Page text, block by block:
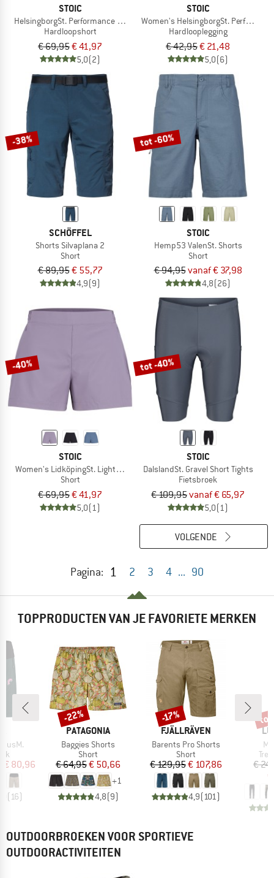
STOIC
HelsingborgSt. Performance 2in1 Shorts II
Hardloopshort
€ 69,95€ 41,97
5,0(2)
STOIC
Women's HelsingborgSt.
Hardlooplegging
€ 42,95€ 21,48
5,0(6)
-38%
SCHÖFFEL
Shorts Silvaplana 2
Short
€ 89,95€ 55,77
4,9(9)
tot -60%
STOIC
Hemp53 ValenSt. Shorts
Short
€ 94,95vanaf € 37,98
4,8(26)
-40%
STOIC
Women's LidköpingSt. Lightweight Shorts 3
Short
€ 69,95€ 41,97
5,0(1)
tot -40%
STOIC
DalslandSt. Gravel Short Tights
Fietsbroek
€ 109,95vanaf € 65,97
5,0(1)
Pagina: 1 2 3 4 ... 90
VOLGENDE
TOPPRODUCTEN VAN JE FAVORIETE MERKEN
prijs
€ 80,96
( 16)
MERK
PATAGONIA
Artikel
Baggies Shorts
Productgroep
Short
Prijs
€ 64,95Verlaagde prijs
€ 50,66
+1
4,8(9)
Korting
-22%
MERK
FJÄLLRÄVEN
Artikel
Barents Pro Shorts
Productgroep
Short
Prijs
€ 129,95Verlaagde prijs
€ 107,86
4,9( 101)
Korting
-17%
€
tot
OUTDOORBROEKEN VOOR SPORTIEVE
OUTDOORACTIVITEITEN